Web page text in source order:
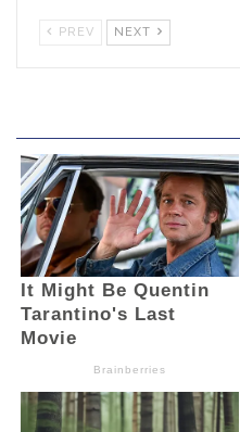
Senada dengan
perempuan asal
sederet papan dua
Sehingga menurut
seperti apa konsep
kepemudaan.
“Menurut saya
seperti Bung Rendy
luar biasa. Ssok
dedikasi tinggi
PREV NEXT